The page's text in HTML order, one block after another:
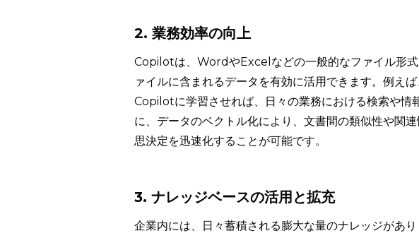
2. 業務効率の向上
Copilotは、WordやExcelなどの一般的なファイル形
ァイルに含まれるデータを有効に活用できます。例え
Copilotに学習させれば、日々の業務における検索や情
に、データのベクトル化により、文書間の類似性や関
思決定を迅速化することが可能です。
3. ナレッジベースの活用と拡充
企業内には、日々蓄積される膨大な量のナレッジがあ